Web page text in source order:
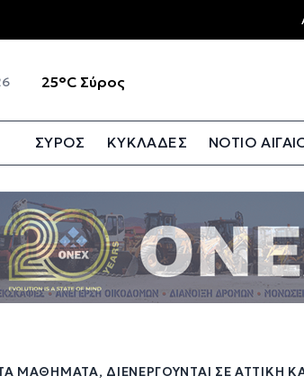
25°C Σύρος
ΣΥΡΟΣ ΚΥΚΛΑΔΕΣ ΝΟΤΙΟ
ΜΑΘΉΜΑΤΑ, ΔΙΕΝΕΡΓΟΎΝΤΑΙ ΣΕ ΑΤΤΙΚΉ